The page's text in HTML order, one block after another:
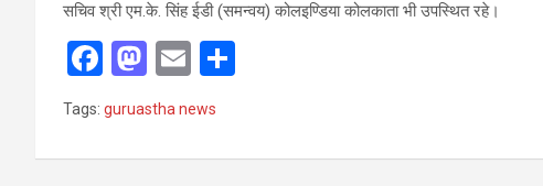
सचिव श्री एम.के. सिंह ईडी (समन्वय) कोलइण्डिया कोलकाता भी उपस्थित रहे।
F
ce
b
M
a
st
o
E
ail
e
Tags: guruastha news